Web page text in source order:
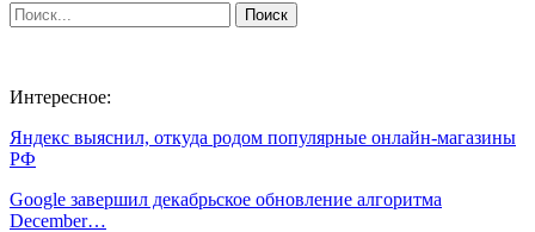
Интересное:
Яндекс выяснил, откуда родом популярные онлайн-магазины
РФ
Google завершил декабрьское обновление алгоритма
December…